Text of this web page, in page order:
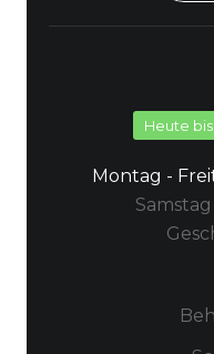
Heute
Montag -